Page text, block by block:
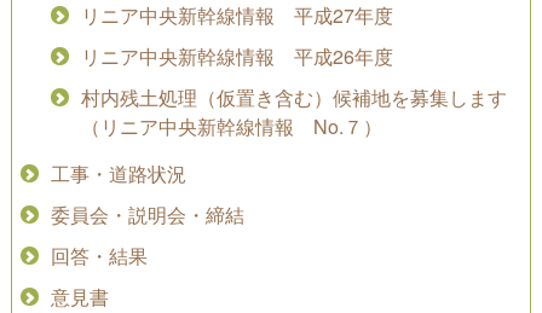
リニア中央新幹線情報 平成27年度
リニア中央新幹線情報 平成26年度
村内残土処理（仮置き含む）候補地を募集します
（リニア中央新幹線情報 No.７）
工事・道路状況
委員会・説明会・締結
回答・結果
意見書